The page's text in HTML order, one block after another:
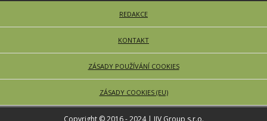
REDAKCE
KONTAKT
ZÁSADY POUŽÍVÁNÍ COOKIES
ZÁSADY COOKIES (EU)
Copyright © 2016 - 2024 | JJV Group s.r.o.